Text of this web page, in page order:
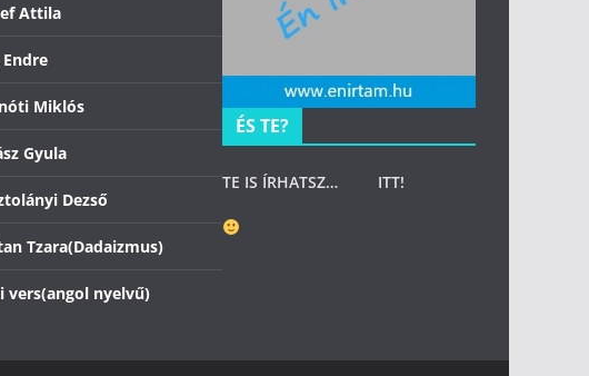
Attila
Miklós
Gyula
Dezső
Tzara(Dadaizmus)
vers(angol nyelvű)
ÉS TE?
TE IS ÍRHATSZ… ITT!